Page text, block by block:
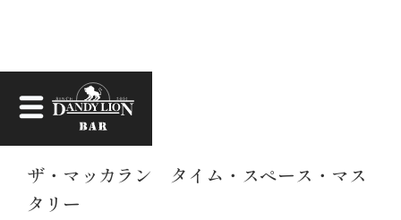
お知らせ
ザ・マッカラン タイム・スペース・マス
タリー